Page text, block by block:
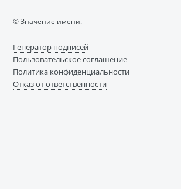
© Значение имени.
Генератор подписей
Пользовательское соглашение
Политика конфиденциальности
Отказ от ответственности